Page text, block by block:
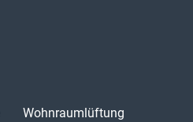
Wohnraumlüftung